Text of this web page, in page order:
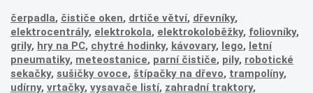
čerpadla, čističe oken, drtiče větví, dřevníky,
elektrocentrály, elektrokola, elektrokoloběžky, foliovníky,
grily, hry na PC, chytré hodinky, kávovary, lego, letní
pneumatiky, meteostanice, parní čističe, pily, robotické
sekačky, sušičky ovoce, štípačky na dřevo, trampolíny,
udírny, vrtačky, vysavače listí, zahradní traktory,